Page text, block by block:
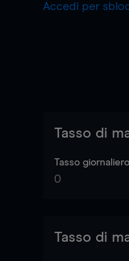
Accedi per
Tasso di
Tasso
0
Tasso di